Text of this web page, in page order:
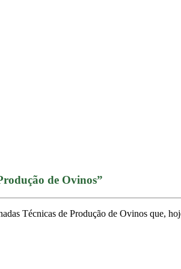
de Ovinos”
Técnicas de Produção de Ovinos que,